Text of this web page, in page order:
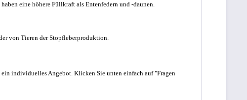
eine höhere Füllkraft als Entenfedern und -daunen.
von Tieren der Stopfleberproduktion.
individuelles Angebot. Klicken Sie unten einfach auf "Fragen